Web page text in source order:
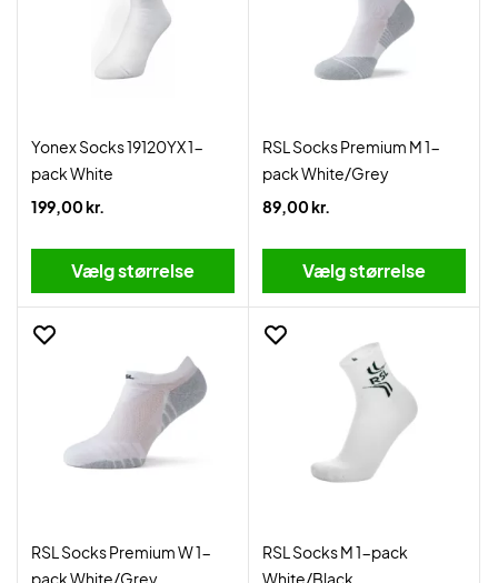
Yonex Socks 19120YX 1-
pack White
199,00 kr.
Vælg størrelse
RSL Socks Premium M 1-
pack White/Grey
89,00 kr.
Vælg størrelse
RSL Socks Premium W 1-
pack White/Grey
RSL Socks M 1-pack
White/Black